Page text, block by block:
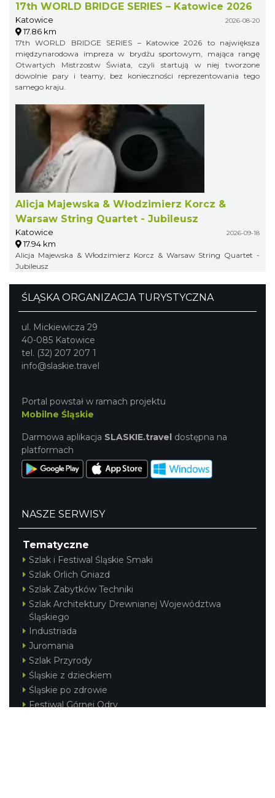
17th WORLD BRIDGE SERIES – Katowice 2026
Katowice 2026-08-20
17.86 km
17th WORLD BRIDGE SERIES – Katowice 2026 to największa
międzynarodowa impreza w brydżu sportowym, mająca rangę
Otwartych Mistrzostw Świata, czyli startują w niej tworzone
dowolnie pary i teamy, bez konieczności reprezentowania tego
samego kraju.
Alicja Majewska & Włodzimierz Korcz &
Warsaw String Quartet - Jubileusz
Katowice 2026-09-18
17.94 km
Alicja Majewska & Włodzimierz Korcz & Warsaw String Quartet -
Jubileusz
ŚLĄSKA ORGANIZACJA TURYSTYCZNA
ul. Mickiewicza 29
40-085 Katowice
tel. (32) 207 207 1
info@slaskie.travel
Portal powstał w ramach projektu
Mobilne Śląskie
Darmowa aplikacja SLASKIE.travel dostępna na
platformach
NASZE SERWISY
Tematyczne
Szlak i Festiwal Śląskie Smaki
Szlak Orlich Gniazd
Szlak Zabytków Techniki
Szlak Architektury Drewnianej Województwa
Śląskiego
Industriada
Juromania
Szlak Przyrody
Śląskie z dzieckiem
Śląskie po zdrowie
Festiwal Górnej Odry